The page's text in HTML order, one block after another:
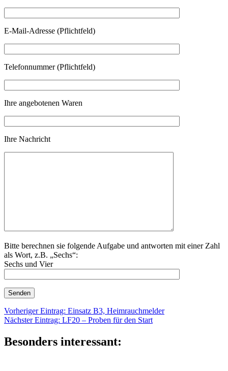
E-Mail-Adresse (Pflichtfeld)
Telefonnummer (Pflichtfeld)
Ihre angebotenen Waren
Ihre Nachricht
Bitte berechnen sie folgende Aufgabe und antworten mit einer Zahl
als Wort, z.B. „Sechs“:
Sechs und Vier
Beitragsnavigation
Vorheriger Eintrag: Vorheriger
Eintrag:
Einsatz B3, Heimrauchmelder
Nächster Eintrag: Nächster
LF20 – Proben für den Start
Besonders interessant: